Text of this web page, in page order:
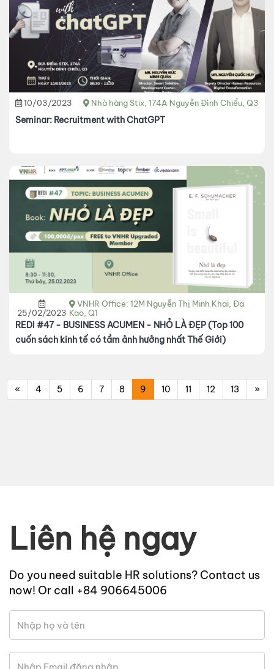
10/03/2023 Nhà hàng Stix, 174A Nguyễn Đình Chiểu, Q3
Seminar: Recruitment with ChatGPT
25/02/2023
VNHR Office: 12M Nguyễn Thị Minh Khai, Đa
Kao, Q1
REDI #47 - BUSINESS ACUMEN - NHỎ LÀ ĐẸP (Top 100
cuốn sách kinh tế có tầm ảnh hưởng nhất Thế Giới)
« 4 5 6 7 8 9 10 11 12 13 »
Liên hệ ngay
Do you need suitable HR solutions? Contact us
now! Or call +84 906645006